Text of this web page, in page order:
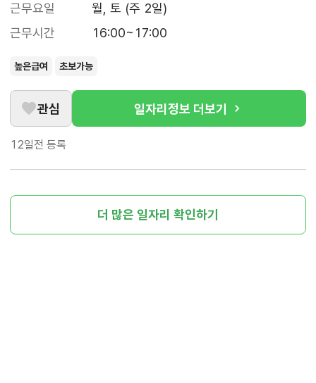
근무요일
월, 토 (주 2일)
근무시간
16:00~17:00
높은급여 초보가능
관심 일자리정보 더보기
12일전 등록
더 많은 일자리 확인하기